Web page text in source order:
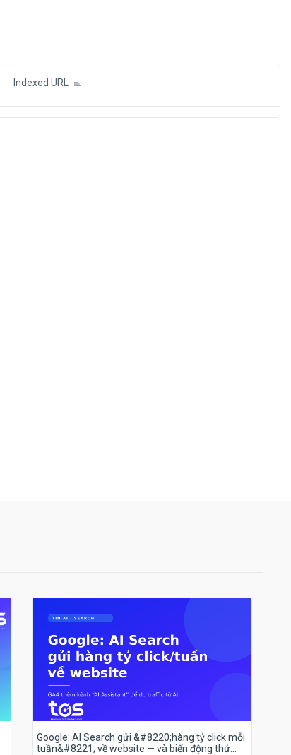
Indexed URL
Google: AI Search gửi &#8220;hàng tỷ click mỗi
tuần&#8221; về website — và biến động thứ